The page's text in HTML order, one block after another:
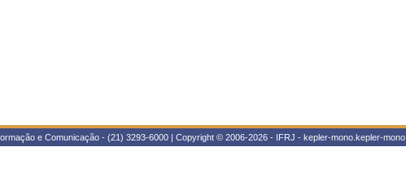
e Comunicação - (21) 3293-6000 | Copyright © 2006-2026 - IFRJ - kepler-mono.kepler-mono